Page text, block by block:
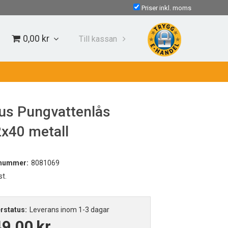
Priser inkl. moms
0,00 kr Till kassan
Pungvattenlås
metall
8081069
Leverans inom 1-3 dagar